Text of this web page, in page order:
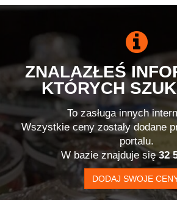
ZNALAZŁEŚ
KTÓRYCH
To zasługa innych
Wszystkie ceny zostały dodane
portalu.
W bazie znajduje się32
DODAJ SWOJE